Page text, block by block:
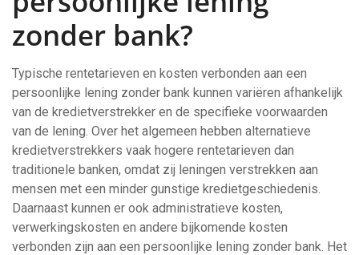
zonder bank?
Typische rentetarieven en kosten verbonden aan een
persoonlijke lening zonder bank kunnen variëren afhankelijk
van de kredietverstrekker en de specifieke voorwaarden
van de lening. Over het algemeen hebben alternatieve
kredietverstrekkers vaak hogere rentetarieven dan
traditionele banken, omdat zij leningen verstrekken aan
mensen met een minder gunstige kredietgeschiedenis.
Daarnaast kunnen er ook administratieve kosten,
verwerkingskosten en andere bijkomende kosten
verbonden zijn aan een persoonlijke lening zonder bank. Het